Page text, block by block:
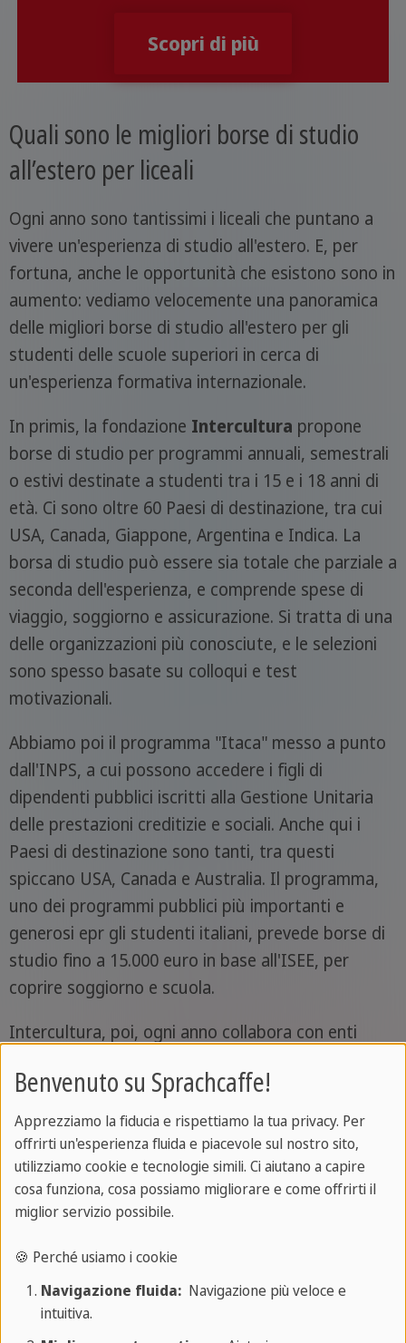
Scopri di più
Quali sono le migliori borse di studio
all’estero per liceali
Ogni anno sono tantissimi i liceali che puntano a
vivere un'esperienza di studio all'estero. E, per
fortuna, anche le opportunità che esistono sono in
aumento: vediamo velocemente una panoramica
delle migliori borse di studio all'estero per gli
studenti delle scuole superiori in cerca di
un'esperienza formativa internazionale.
In primis, la fondazione Intercultura propone
borse di studio per programmi annuali, semestrali
o estivi destinate a studenti tra i 15 e i 18 anni di
età. Ci sono oltre 60 Paesi di destinazione, tra cui
USA, Canada, Giappone, Argentina e Indica. La
borsa di studio può essere sia totale che parziale a
seconda dell'esperienza, e comprende spese di
viaggio, soggiorno e assicurazione. Si tratta di una
delle organizzazioni più conosciute, e le selezioni
sono spesso basate su colloqui e test
motivazionali.
Abbiamo poi il programma "Itaca" messo a punto
dall'INPS, a cui possono accedere i figli di
dipendenti pubblici iscritti alla Gestione Unitaria
delle prestazioni creditizie e sociali. Anche qui i
Paesi di destinazione sono tanti, tra questi
spiccano USA, Canada e Australia. Il programma,
uno dei programmi pubblici più importanti e
generosi epr gli studenti italiani, prevede borse di
studio fino a 15.000 euro in base all'ISEE, per
coprire soggiorno e scuola.
Intercultura, poi, ogni anno collabora con enti
Sanpaolo, Eni, Edison e così via- per offrire borse di
studio sponsorizzate, spesso dedicate a studenti
di specifiche province o regioni italiane. Informati a
riguardo per vedere se puoi rientrare tra i requisiti
di queste borse con sponsor privati.
è sempre una passeggiata, anzi: richiede
pianificazione, attenzione e lavoro. Per aumentare
le possibilità di ottenere una borsa di studio,
Benvenuto su Sprachcaffe!
Apprezziamo la fiducia e rispettiamo la tua privacy. Per
offrirti un'esperienza fluida e piacevole sul nostro sito,
utilizziamo cookie e tecnologie simili. Ci aiutano a capire
cosa funziona, cosa possiamo migliorare e come offrirti il
miglior servizio possibile.
🍪 Perché usiamo i cookie
Navigazione fluida:Navigazione più veloce e
intuitiva.